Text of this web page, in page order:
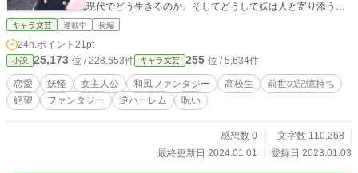
現代でどう生きるのか。そしてどうして妖は人と寄り添う生
活をしようと決めたのか。 その全てを語るには今は少しだけ
彼らの希望であり、光である、ただ一人の少女を。
キャラ文芸 連載中 長編
24h.ポイント 21pt
小説 25,173 位 / 228,653件 キャラ文芸 255 位 / 5,634件
恋愛 妖怪 女主人公 和風ファンタジー 高校生
前世の記憶持ち
絶望
ファンタジー 逆ハーレム 呪い
感想数 0
文字数 110,268
最終更新日 2024.01.01
登録日 2023.01.03